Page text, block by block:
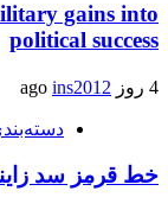
gains into
political success
4 روز ago ins2012
خط قرمز سد زاینده‌رود، ۲۳۶